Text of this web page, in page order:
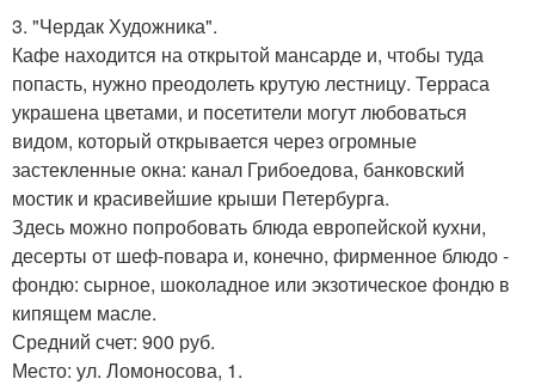
3. "Чердак Художника".
Кафе находится на открытой мансарде и, чтобы туда
попасть, нужно преодолеть крутую лестницу. Терраса
украшена цветами, и посетители могут любоваться
видом, который открывается через огромные
застекленные окна: канал Грибоедова, банковский
мостик и красивейшие крыши Петербурга.
Здесь можно попробовать блюда европейской кухни,
десерты от шеф-повара и, конечно, фирменное блюдо -
фондю: сырное, шоколадное или экзотическое фондю в
кипящем масле.
Средний счет: 900 руб.
Место: ул. Ломоносова, 1.